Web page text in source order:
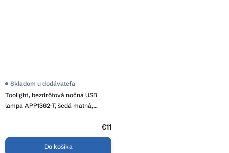
Toolight, bezdrôtová nočná USB
lampa APP1362-T, šedá matná,
Skladom u dodávateľa
€11
Do košíka